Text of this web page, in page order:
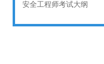
安全工程师考试大纲